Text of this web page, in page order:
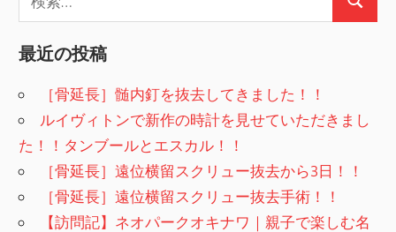
索:
検
最近の投稿
［骨延長］髄内釘を抜去してきました！！
ルイヴィトンで新作の時計を見せていただきまし
た！！タンブールとエスカル！！
［骨延長］遠位横留スクリュー抜去から3日！！
［骨延長］遠位横留スクリュー抜去手術！！
【訪問記】ネオパークオキナワ｜親子で楽しむ名